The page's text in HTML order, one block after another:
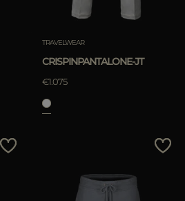
TRAVELWEAR
CRISPINPANTALONE-JT
€1.075